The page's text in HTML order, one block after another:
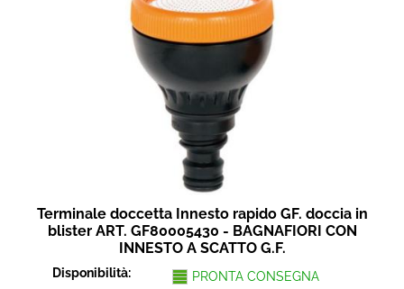
Terminale doccetta Innesto rapido GF. doccia in
blister ART. GF80005430 - BAGNAFIORI CON
INNESTO A SCATTO G.F.
Disponibilità:
PRONTA CONSEGNA